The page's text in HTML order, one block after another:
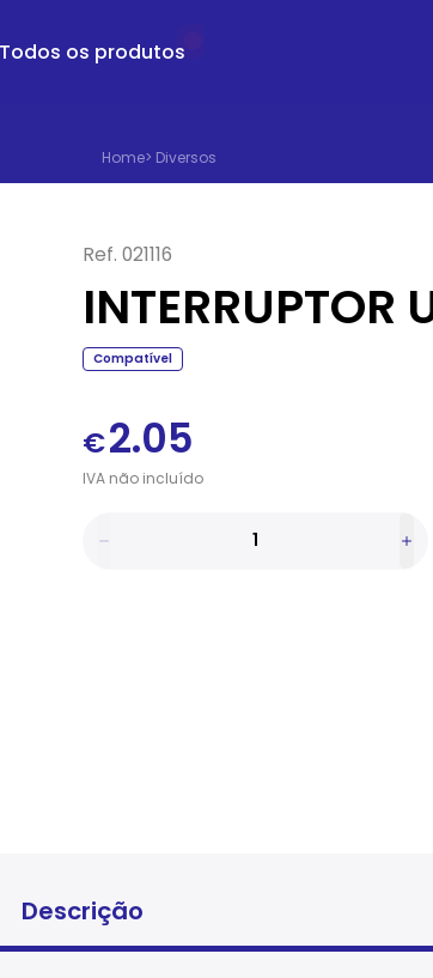
Todos os produtos
Home> Diversos
Ref. 021116
INTERRUPTOR
Compatível
€2.05
IVAnãoincluído
Descrição